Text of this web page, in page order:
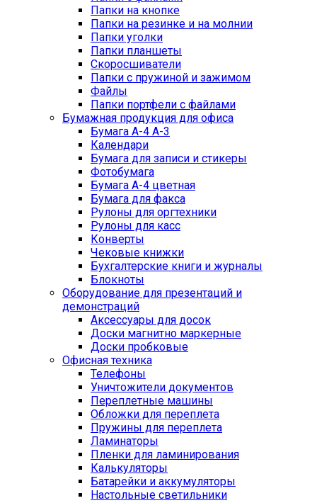
Папки на кнопке
Папки на резинке и на молнии
Папки уголки
Папки планшеты
Скоросшиватели
Папки с пружиной и зажимом
Файлы
Папки портфели с файлами
Бумажная продукция для офиса
Бумага А-4 А-3
Календари
Бумага для записи и стикеры
Фотобумага
Бумага А-4 цветная
Бумага для факса
Рулоны для оргтехники
Рулоны для касс
Конверты
Чековые книжки
Бухгалтерские книги и журналы
Блокноты
Оборудование для презентаций и
демонстраций
Аксессуары для досок
Доски магнитно маркерные
Доски пробковые
Офисная техника
Телефоны
Уничтожители документов
Переплетные машины
Обложки для переплета
Пружины для переплета
Ламинаторы
Пленки для ламинирования
Калькуляторы
Батарейки и аккумуляторы
Настольные светильники